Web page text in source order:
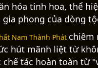
hóa tinh hoa, thể
gia phong của dòng
Nam Thành Phát chiêm
hút mãnh liệt từ
tác hoàn toàn từ